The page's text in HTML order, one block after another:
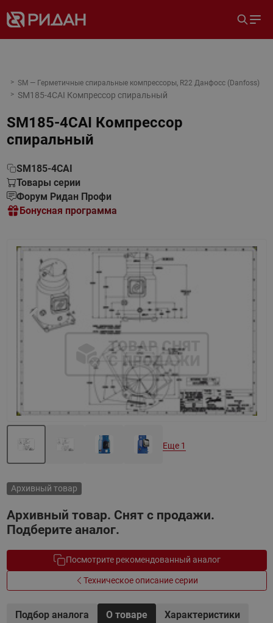
SM — Герметичные спиральные компрессоры, R22 Данфосс (Danfoss)
SM185-4CAI Компрессор спиральный
SM185-4CAI Компрессор
спиральный
SM185-4CAI
Товары серии
Форум Ридан Профи
Бонусная программа
Архивный товар
Архивный товар. Снят с продажи.
Подберите аналог.
Посмотрите рекомендованный аналог
Техническое описание серии
Назад
Еще 1
Подбор аналога О товаре
Характеристики